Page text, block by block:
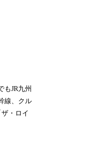
もJR九州
線、クル
・ロイ